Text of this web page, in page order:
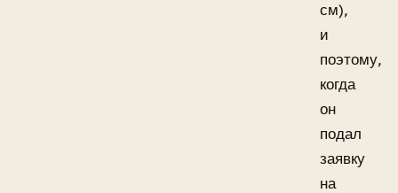
см),
и
поэтому,
когда
он
подал
заявку
на